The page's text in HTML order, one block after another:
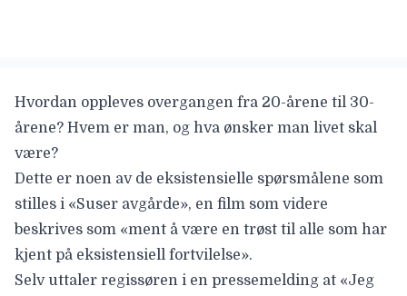
Hvordan oppleves overgangen fra 20-årene til 30-
årene? Hvem er man, og hva ønsker man livet skal
være?
Dette er noen av de eksistensielle spørsmålene som
stilles i «Suser avgårde», en film som videre
beskrives som «ment å være en trøst til alle som har
kjent på eksistensiell fortvilelse».
Selv uttaler regissøren i en pressemelding at «Jeg